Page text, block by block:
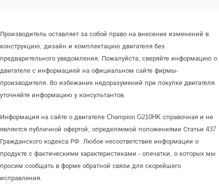
Производитель оставляет за собой право на внесение изменений в
конструкцию, дизайн и комплектацию двигателя без
предварительного уведомления. Пожалуйста, сверяйте информацию о
двигателе с информацией на официальном сайте фирмы-
производителя. Во избежание недоразумений при покупке двигателя
уточняйте информацию у консультантов.
Информация на сайте о двигателе Champion G210HK справочная и не
является публичной офертой, определяемой положениями Статьи 437
Гражданского кодекса РФ. Любое несоответствие информации о
продукте с фактическими характеристиками - опечатки, о которых мы
просим сообщать в форме обратной связи для скорейшего
исправления.